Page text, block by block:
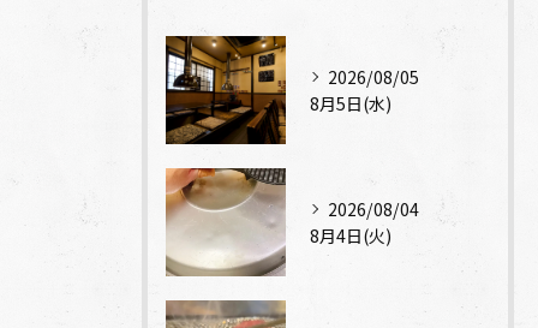
2026/08/05
8月5日(水)
2026/08/04
8月4日(火)